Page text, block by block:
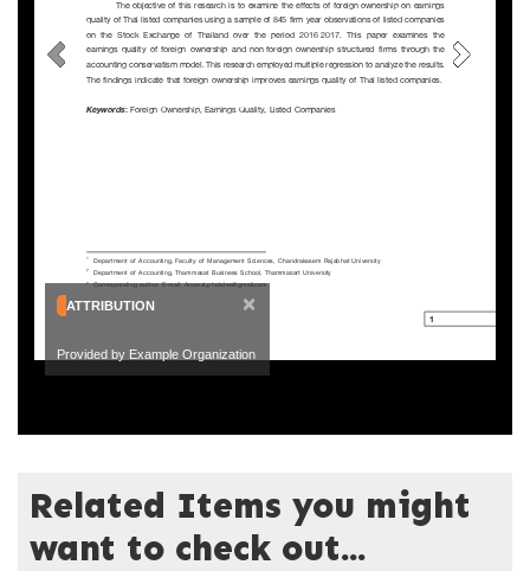
ATTRIBUTION ×
Provided by Example Organization
Related Items you might
want to check out...